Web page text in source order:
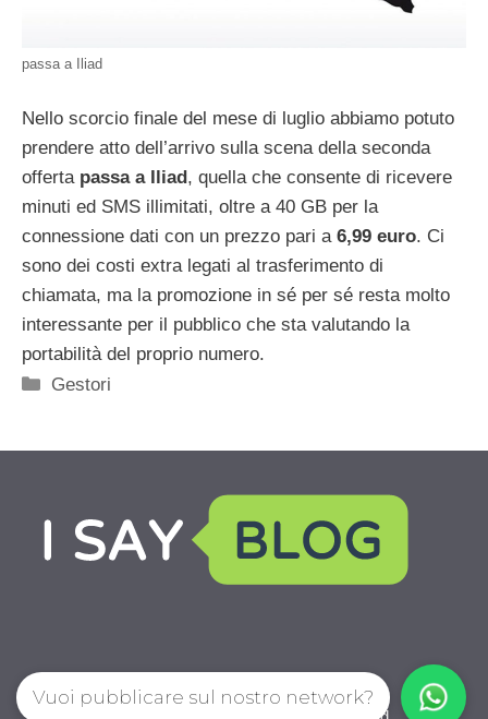
passa a Iliad
Nello scorcio finale del mese di luglio abbiamo potuto
prendere atto dell’arrivo sulla scena della seconda
offerta passa a Iliad, quella che consente di ricevere
minuti ed SMS illimitati, oltre a 40 GB per la
connessione dati con un prezzo pari a 6,99 euro. Ci
sono dei costi extra legati al trasferimento di
chiamata, ma la promozione in sé per sé resta molto
interessante per il pubblico che sta valutando la
portabilità del proprio numero.
Categorie
Gestori
Vuoi pubblicare sul nostro network?